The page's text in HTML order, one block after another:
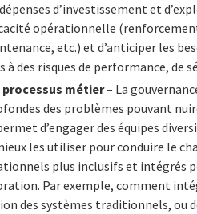
d’investissement et
opérationnelle
etc.) et d’anticiper les
à des risques de performance, de
métier– La
des problèmes pouvant
d’engager des équipes
les utiliser pour conduire le
plus inclusifs et intégrés
Par exemple, comment
des systèmes traditionnels, ou